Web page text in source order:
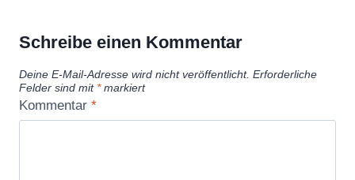
Schreibe einen Kommentar
Deine E-Mail-Adresse wird nicht veröffentlicht. Erforderliche
Felder sind mit *markiert
Kommentar *